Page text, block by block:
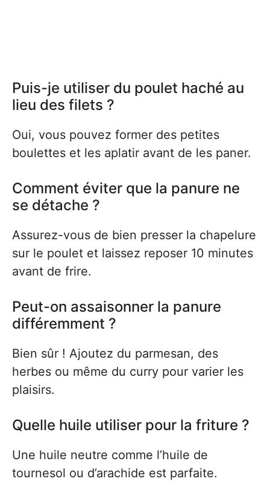
Puis-je utiliser du poulet haché au
lieu des filets ?
Oui, vous pouvez former des petites
boulettes et les aplatir avant de les paner.
Comment éviter que la panure ne
se détache ?
Assurez-vous de bien presser la chapelure
sur le poulet et laissez reposer 10 minutes
avant de frire.
Peut-on assaisonner la panure
différemment ?
Bien sûr ! Ajoutez du parmesan, des
herbes ou même du curry pour varier les
plaisirs.
Quelle huile utiliser pour la friture ?
Une huile neutre comme l’huile de
tournesol ou d’arachide est parfaite.